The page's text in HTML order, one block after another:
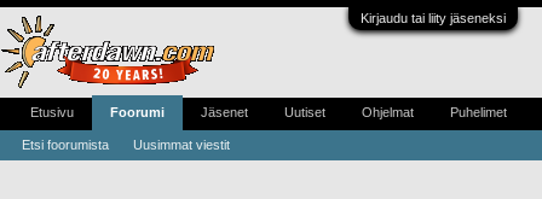
Kirjaudu tai liity jäseneksi
Etusivu Foorumi
Etsi foorumista Uusimmat viestit
Jäsenet Uutiset Ohjelmat Puhelimet